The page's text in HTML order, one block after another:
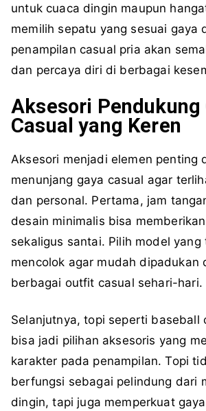
untuk cuaca dingin maupun
memilih sepatu yang sesuai gaya
penampilan casual pria akan
dan percaya diri di berbagai
Aksesori Pendukung
Casual yang Keren
Aksesori menjadi elemen penting
menunjang gaya casual agar
dan personal. Pertama, jam
desain minimalis bisa
sekaligus santai. Pilih model yang
mencolok agar mudah dipadukan
berbagai outfit casual sehari-hari.
Selanjutnya, topi seperti baseball
bisa jadi pilihan aksesoris yang
karakter pada penampilan. Topi
berfungsi sebagai pelindung dari
dingin, tapi juga memperkuat